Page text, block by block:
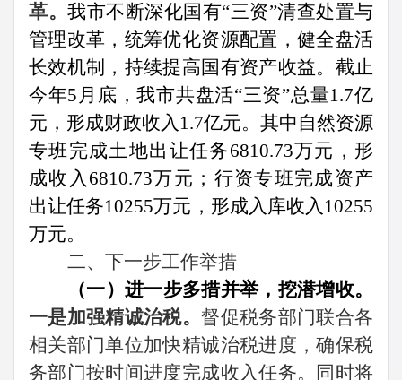
革。 我市不断深化国有“三资”清查处置与
管理改革，统筹优化资源配置，健全盘活
长效机制，持续提高国有资产收益。 截止
今年5 月底，我市共盘活“三资”总量1.7亿
元，形成财政收入 1.7亿元。其中自然资源
专班完成土地出让任务6810.73万元，形
成收入 6810.73万元；行资专班完成资产
出让任务10255万元，形成入库收入 10255
万元。
二、下一步工作举措
（一）进一步多措并举，挖潜增收。
一是加强精诚治税。督促税务部门联合各
相关部门单位加快精诚治税进度，确保税
务部门按时间进度完成收入任务。同时将